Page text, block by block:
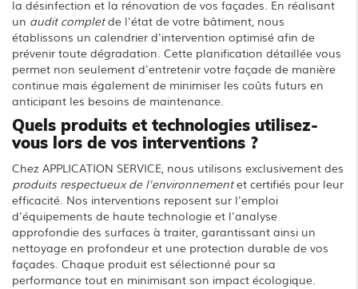
la désinfection et la rénovation de vos façades. En réalisant
un audit completde l'état de votre bâtiment, nous
établissons un calendrier d'intervention optimisé afin de
prévenir toute dégradation. Cette planification détaillée vous
permet non seulement d'entretenir votre façade de manière
continue mais également de minimiser les coûts futurs en
anticipant les besoins de maintenance.
Quels produits et technologies utilisez-
vous lors de vos interventions ?
Chez APPLICATION SERVICE, nous utilisons exclusivement des
produits respectueux de l'environnementet certifiés pour leur
efficacité. Nos interventions reposent sur l'emploi
d'équipements de haute technologie et l'analyse
approfondie des surfaces à traiter, garantissant ainsi un
nettoyage en profondeur et une protection durable de vos
façades. Chaque produit est sélectionné pour sa
performance tout en minimisant son impact écologique.